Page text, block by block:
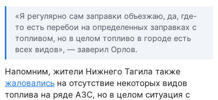
«Я регулярно сам заправки объезжаю, да, где-
то есть перебои на определенных заправках с
топливом, но в целом топливо в городе есть
всех видов», — заверил Орлов.
Напомним, жители Нижнего Тагила также
жаловались на отсутствие некоторых видов
топлива на ряде АЗС, но в целом ситуация с